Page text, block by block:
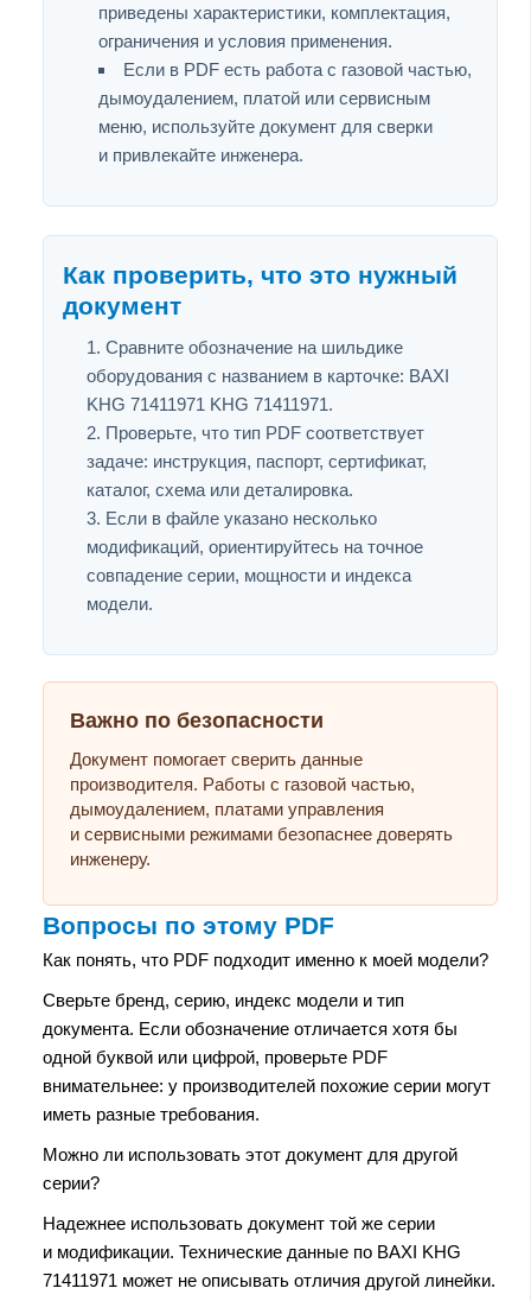
приведены характеристики, комплектация,
ограничения и условия применения.
Если в PDF есть работа с газовой частью,
дымоудалением, платой или сервисным
меню, используйте документ для сверки
и привлекайте инженера.
Как проверить, что это нужный
документ
Сравните обозначение на шильдике
оборудования с названием в карточке: BAXI
KHG 71411971 KHG 71411971.
Проверьте, что тип PDF соответствует
задаче: инструкция, паспорт, сертификат,
каталог, схема или деталировка.
Если в файле указано несколько
модификаций, ориентируйтесь на точное
совпадение серии, мощности и индекса
модели.
Важно по безопасности
Документ помогает сверить данные
производителя. Работы с газовой частью,
дымоудалением, платами управления
и сервисными режимами безопаснее доверять
инженеру.
Вопросы по этому PDF
Как понять, что PDF подходит именно к моей модели?
Сверьте бренд, серию, индекс модели и тип
документа. Если обозначение отличается хотя бы
одной буквой или цифрой, проверьте PDF
внимательнее: у производителей похожие серии могут
иметь разные требования.
Можно ли использовать этот документ для другой
серии?
Надежнее использовать документ той же серии
и модификации. Технические данные по BAXI KHG
71411971 может не описывать отличия другой линейки.